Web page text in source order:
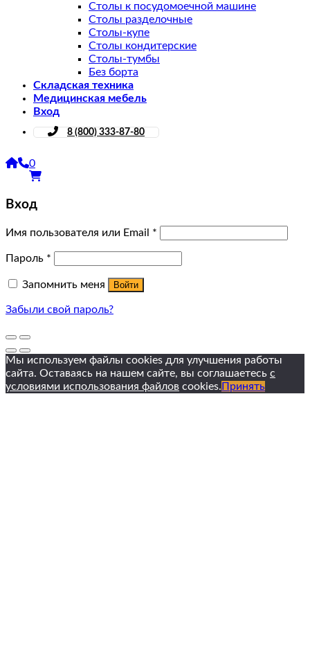
Столы к посудомоечной машине
Столы разделочные
Столы-купе
Столы кондитерские
Столы-тумбы
Без борта
Складская техника
Медицинская мебель
Вход
8 (800) 333-87-80
0
Вход
Имя пользователя или Email *
Пароль *
Запомнить меня Войти
Забыли свой пароль?
Мы используем файлы cookies для улучшения работы
сайта. Оставаясь на нашем сайте, вы соглашаетесь с
условиями использования файлов cookies. Принять